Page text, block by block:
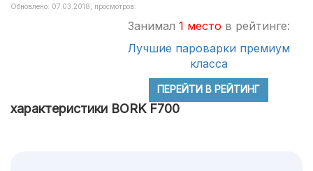
Обновлено: 07.03.2018, просмотров:
Занимал 1 место в рейтинге:
Лучшие пароварки премиум
класса
ПЕРЕЙТИ В РЕЙТИНГ
характеристики BORK F700